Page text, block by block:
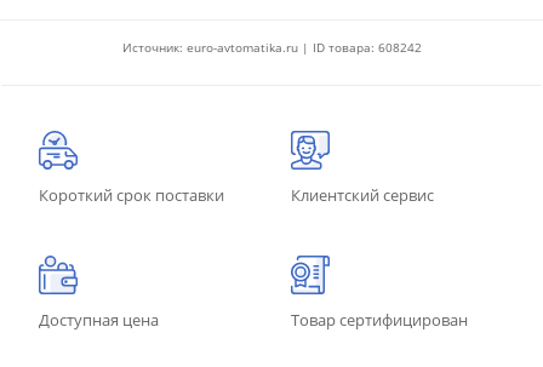
Источник: euro-avtomatika.ru | ID товара: 608242
Короткий срок поставки Клиентский сервис
Доступная цена Товар сертифицирован